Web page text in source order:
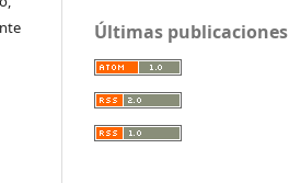
Últimas publicaciones